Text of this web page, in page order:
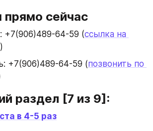
прямо сейчас
+7(906)489-64-59 (ссылка
)
+7(906)489-64-59 (позвонить
раздел [7 из 9]:
в 4-5 раз